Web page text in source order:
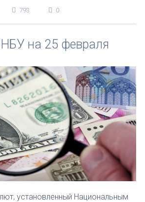
793 0
на 25 февраля
установленный Национальным